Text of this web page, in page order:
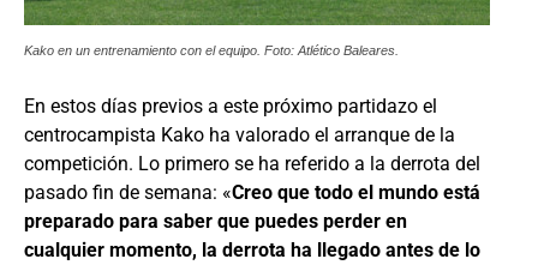
Kako en un entrenamiento con el equipo. Foto: Atlético Baleares.
En estos días previos a este próximo partidazo el
centrocampista Kako ha valorado el arranque de la
competición. Lo primero se ha referido a la derrota del
pasado fin de semana: «Creo que todo el mundo está
preparado para saber que puedes perder en
cualquier momento, la derrota ha llegado antes de lo